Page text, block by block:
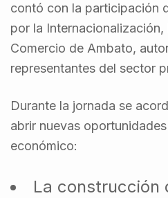
contó con la participación
por la Internacionalización,
Comercio de Ambato,
representantes del sector
Durante la jornada se
abrir nuevas
económico:
La construcción